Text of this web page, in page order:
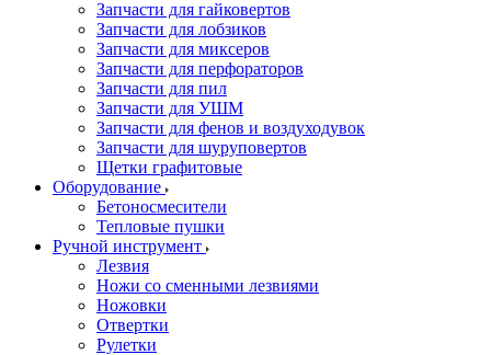
Запчасти для гайковертов
Запчасти для лобзиков
Запчасти для миксеров
Запчасти для перфораторов
Запчасти для пил
Запчасти для УШМ
Запчасти для фенов и воздуходувок
Запчасти для шуруповертов
Щетки графитовые
Оборудование
Бетоносмесители
Тепловые пушки
Ручной инструмент
Лезвия
Ножи со сменными лезвиями
Ножовки
Отвертки
Рулетки